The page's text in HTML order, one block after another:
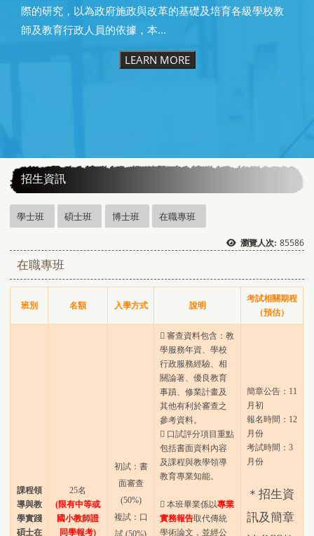
際的研究，以為政府施政與改革的基礎及培育各級學校教
師及教育行政人員的依據，本...
LEARN MORE
招生資訊
學士班 碩士班 博士班 在職專班
瀏覽人次: 85586
在職專班
班別 名額 入學方式 說明
考試相關期程
（預估）
課程領
導與教
學實踐
碩士在
25名
(限有中等或
國小教師證
同學報考)
初試：書
面審查
(50%)
複試：口
試 (50%)
 審查資料包含：教
學服務年資、學校
行政服務經驗、相
關論著、優良教育
事蹟、修業計畫及
其他有利於審查之
參考資料。
 口試評分項目重點
包括書面資料內容
及課程與教學領導
教育專業知能。
 本班畢業係以專業
實務報告取代傳統
學術論文，並經公
簡章公告：11
月初
報名時間：12
月份
考試時間：3
月份
＊招生資
訊及簡章